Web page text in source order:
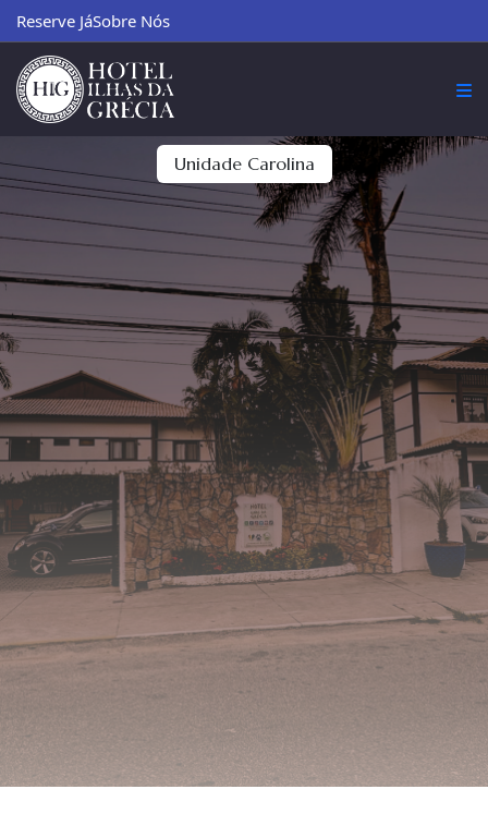
Reserve JáSobre Nós
Unidade Carolina